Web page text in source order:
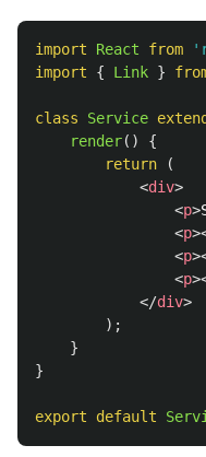
import React from '
import
{ Link }
class Service
render()
{
return
(
<div>
<p>
<p
<p
<p
</div>
);
}
}
export default